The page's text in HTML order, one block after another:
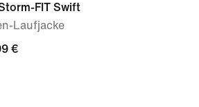
FIT Swift
Laufjacke
€
€